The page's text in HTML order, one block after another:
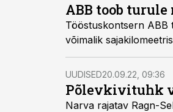
ABB toob
Tööstuskontsern ABB
võimalik
UUDISED20.09.22, 09:36
Põlevkivituhk
Narva rajatav Ragn-